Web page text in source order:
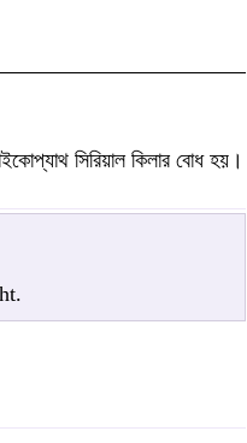
সিরিয়াল কিলার বোধ হয়।